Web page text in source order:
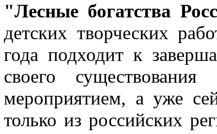
"Лесные богатства
детских творческих
года подходит к
своего
мероприятием, а уже
только из российских